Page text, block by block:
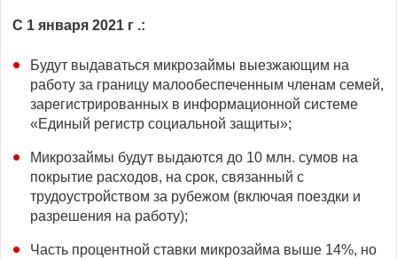
С 1 января 2021 г .:
Будут выдаваться микрозаймы выезжающим на
работу за границу малообеспеченным членам семей,
зарегистрированных в информационной системе
«Единый регистр социальной защиты»;
Микрозаймы будут выдаются до 10 млн. сумов на
покрытие расходов, на срок, связанный с
трудоустройством за рубежом (включая поездки и
разрешения на работу);
Часть процентной ставки микрозайма выше 14%, но